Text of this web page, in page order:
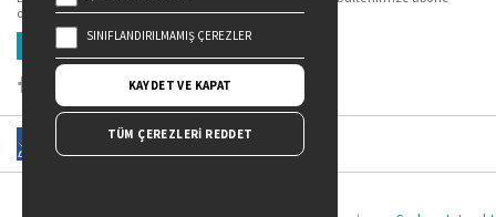
olun.
Üye Ol
SINIFLANDIRILMAMIŞ ÇEREZLER
KAYDET VE KAPAT
TÜM ÇEREZLERİ REDDET